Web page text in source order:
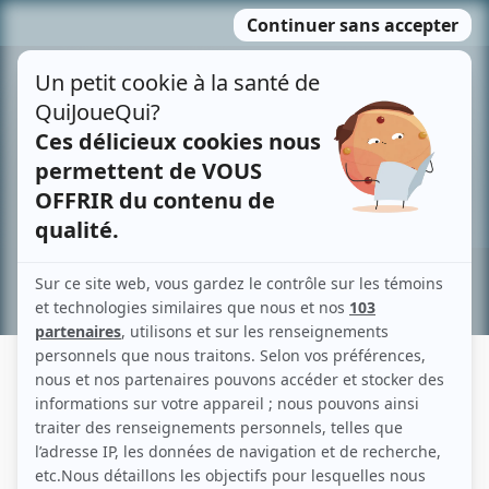
MENU
contenu
Recherche avancée »
NICOLE SYLVIE LAGARDE
Liens
Fiche de Nicole Sylvie Lagarde sur Showbizz.net